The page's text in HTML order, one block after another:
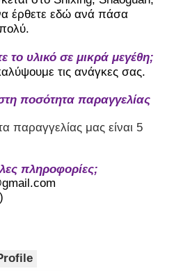
έρθετε εδώ ανά πάσα
το υλικό σε μικρά μεγέθη;
τις ανάγκες σας.
ποσότητα παραγγελίας
παραγγελίας μας είναι 5
πληροφορίες;